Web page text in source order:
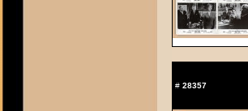
# 28357